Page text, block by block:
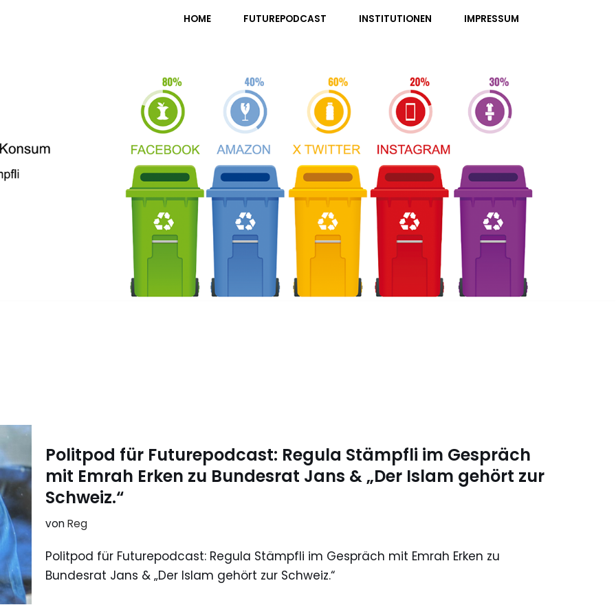
HOME FUTUREPODCAST INSTITUTIONEN IMPRESSUM
Politpod für Futurepodcast: Regula Stämpfli im Gespräch
mit Emrah Erken zu Bundesrat Jans & „Der Islam gehört zur
Schweiz.“
vonReg
Politpod für Futurepodcast: Regula Stämpfli im Gespräch mit Emrah Erken zu
Bundesrat Jans & „Der Islam gehört zur Schweiz.“